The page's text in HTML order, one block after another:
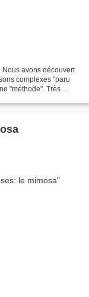
Nous avons découvert
complexes "paru
"méthode". Très